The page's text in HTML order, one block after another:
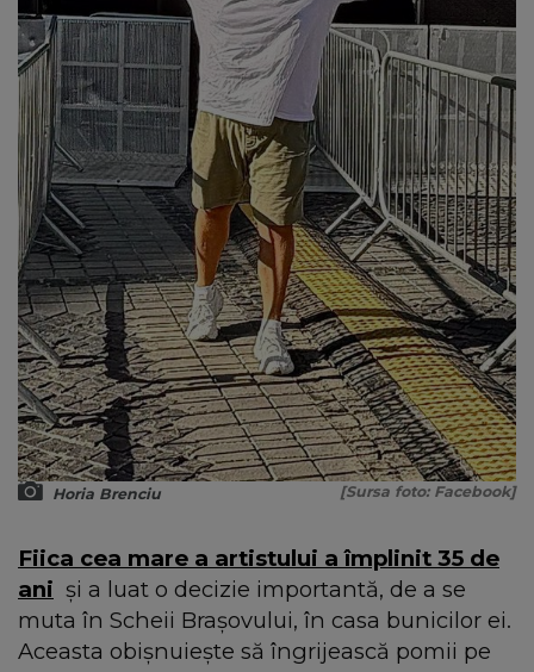
Horia Brenciu [Sursa foto: Facebook]
Fiica cea mare a artistului a împlinit 35 de
ani și a luat o decizie importantă, de a se
muta în Scheii Brașovului, în casa bunicilor ei.
Aceasta obișnuiește să îngrijească pomii pe